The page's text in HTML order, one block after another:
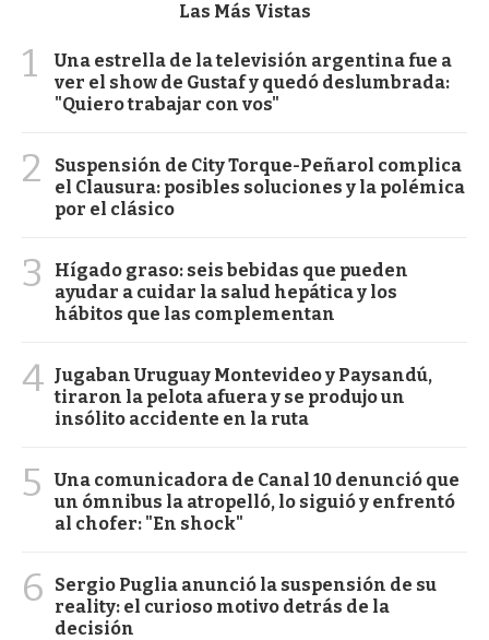
Las Más Vistas
1
Una estrella de la televisión argentina fue a
ver el show de Gustaf y quedó deslumbrada:
"Quiero trabajar con vos"
2
Suspensión de City Torque-Peñarol complica
el Clausura: posibles soluciones y la polémica
por el clásico
3
Hígado graso: seis bebidas que pueden
ayudar a cuidar la salud hepática y los
hábitos que las complementan
4 Jugaban Uruguay Montevideo y Paysandú,
tiraron la pelota afuera y se produjo un
insólito accidente en la ruta
5
Una comunicadora de Canal 10 denunció que
un ómnibus la atropelló, lo siguió y enfrentó
al chofer: "En shock"
6
Sergio Puglia anunció la suspensión de su
reality: el curioso motivo detrás de la
decisión